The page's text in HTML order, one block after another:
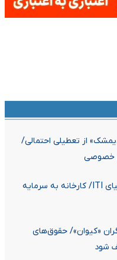
اندیمشک» از تعطیلی احتمالی/
خصوصی
اشتغال ۱۰۰ نفر در سه ماه نخست احیای ITI/ کارخانه به سرمایه
«کیوان»/ حقوق‌های
شود